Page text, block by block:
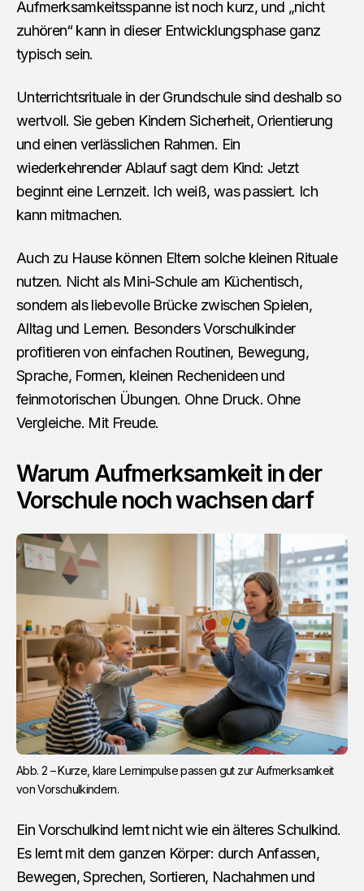
Aufmerksamkeitsspanne ist noch kurz, und „nicht
zuhören“ kann in dieser Entwicklungsphase ganz
typisch sein.
Unterrichtsrituale in der Grundschule sind deshalb so
wertvoll. Sie geben Kindern Sicherheit, Orientierung
und einen verlässlichen Rahmen. Ein
wiederkehrender Ablauf sagt dem Kind: Jetzt
beginnt eine Lernzeit. Ich weiß, was passiert. Ich
kann mitmachen.
Auch zu Hause können Eltern solche kleinen Rituale
nutzen. Nicht als Mini-Schule am Küchentisch,
sondern als liebevolle Brücke zwischen Spielen,
Alltag und Lernen. Besonders Vorschulkinder
profitieren von einfachen Routinen, Bewegung,
Sprache, Formen, kleinen Rechenideen und
feinmotorischen Übungen. Ohne Druck. Ohne
Vergleiche. Mit Freude.
Warum Aufmerksamkeit in der
Vorschule noch wachsen darf
Abb. 2 – Kurze, klare Lernimpulse passen gut zur Aufmerksamkeit
von Vorschulkindern.
Ein Vorschulkind lernt nicht wie ein älteres Schulkind.
Es lernt mit dem ganzen Körper: durch Anfassen,
Bewegen, Sprechen, Sortieren, Nachahmen und